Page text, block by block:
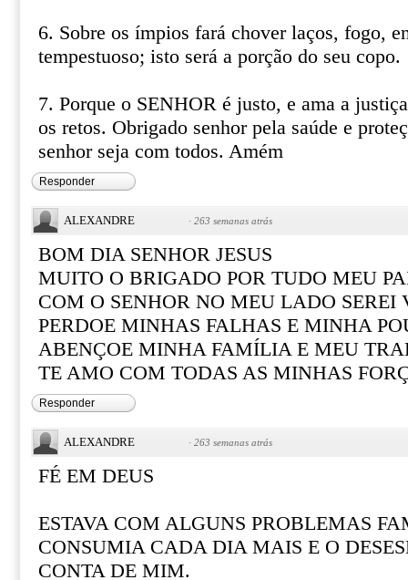
6. Sobre os ímpios fará chover laços, fogo,
tempestuoso; isto será a porção do seu copo.
7. Porque o SENHOR é justo, e ama a
os retos. Obrigado senhor pela saúde e
senhor seja com todos. Amém
Responder
ALEXANDRE · 263 semanas atrás
BOM DIA SENHOR JESUS
MUITO O BRIGADO POR TUDO MEU
COM O SENHOR NO MEU LADO SEREI
PERDOE MINHAS FALHAS E MINHA
ABENÇOE MINHA FAMÍLIA E MEU
TE AMO COM TODAS AS MINHAS
Responder
ALEXANDRE · 263 semanas atrás
FÉ EM DEUS
ESTAVA COM ALGUNS PROBLEMAS
CONSUMIA CADA DIA MAIS E O
CONTA DE MIM.